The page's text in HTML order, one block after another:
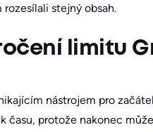
stejný obsah.
limitu
nástrojem pro
času, protože nakonec